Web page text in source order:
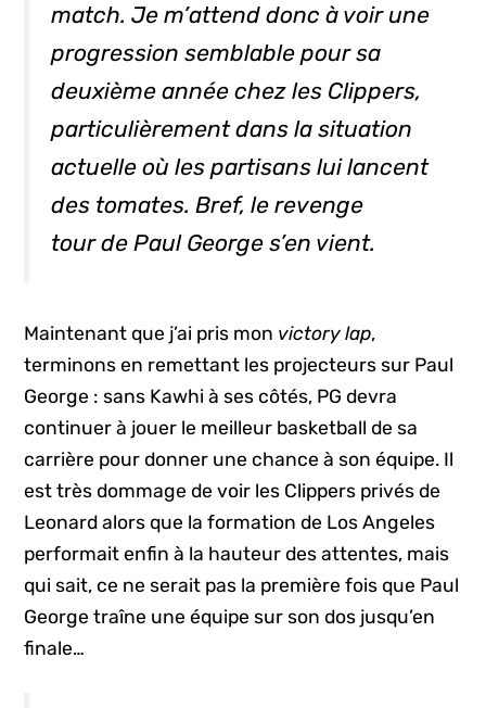
match. Je m’attend donc à voir une
progression semblable pour sa
deuxième année chez les Clippers,
particulièrement dans la situation
actuelle où les partisans lui lancent
des tomates. Bref, lerevenge
tourde Paul George s’en vient.
Maintenant que j’ai pris mon victory lap,
terminons en remettant les projecteurs sur Paul
George : sans Kawhi à ses côtés, PG devra
continuer à jouer le meilleur basketball de sa
carrière pour donner une chance à son équipe. Il
est très dommage de voir les Clippers privés de
Leonard alors que la formation de Los Angeles
performait enfin à la hauteur des attentes, mais
qui sait, ce ne serait pas la première fois que Paul
George traîne une équipe sur son dos jusqu’en
finale…